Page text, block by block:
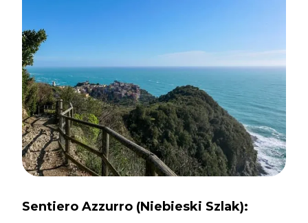
Sentiero Azzurro (Niebieski Szlak):